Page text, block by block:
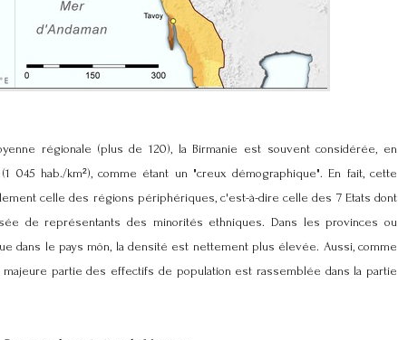
régionale (plus de 120), la Birmanie est souvent considérée, en
045 hab./km²), comme étant un "creux démographique". En fait, cette
celle des régions périphériques, c'est-à-dire celle des 7 Etats dont
de représentants des minorités ethniques. Dans les provinces ou
dans le pays môn, la densité est nettement plus élevée. Aussi, comme
partie des effectifs de population est rassemblée dans la partie